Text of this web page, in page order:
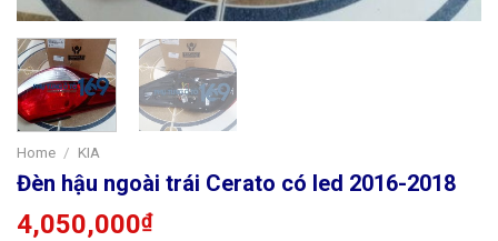
Home / KIA
Đèn hậu ngoài trái Cerato có led 2016-2018
4,050,000₫